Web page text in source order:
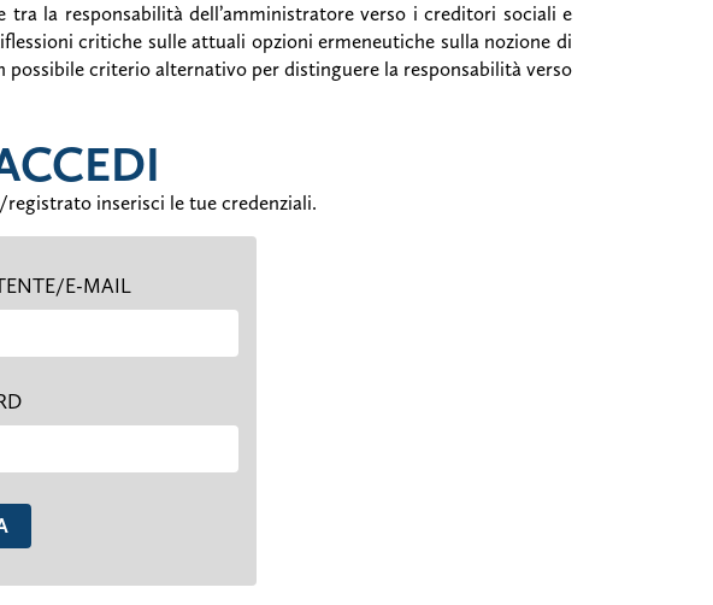
tra la responsabilità dell’amministratore verso i creditori sociali e
critiche sulle attuali opzioni ermeneutiche sulla nozione di
criterio alternativo per distinguere la responsabilità verso
registrato inserisci le tue credenziali.
E-MAIL